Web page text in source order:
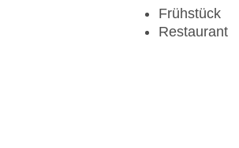
Frühstück
Restaurant